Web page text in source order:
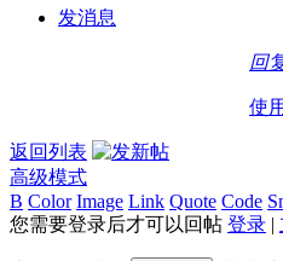
发消息
回
使
返回列表
高级模式
B Color Image Link Quote Code
您需要登录后才可以回帖 登录 |